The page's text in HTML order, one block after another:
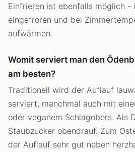
Einfrieren ist ebenfalls möglich -
eingefroren und bei
aufwärmen.
Womit serviert man den
am besten?
Traditionell wird der Auflauf
serviert, manchmal auch mit
oder veganem Schlagobers. Als
Staubzucker obendrauf. Zum
der Auflauf sehr gut neben